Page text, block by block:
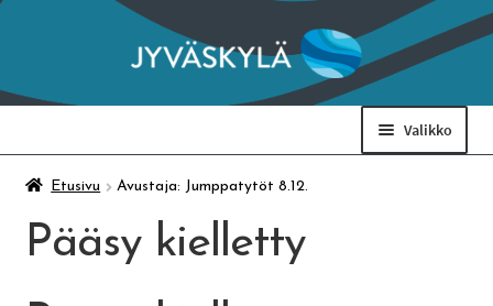
Siirry
navigointiin
Siirry
sisältöön
Valikko
Taidemuseo & Ratamo
Suomen käsityön museo
Etusivu Avustaja: Jumppatytöt 8.12.
Pääsy kielletty